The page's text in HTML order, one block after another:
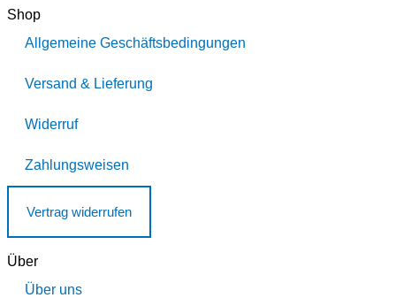
Shop
Allgemeine Geschäftsbedingungen
Versand & Lieferung
Widerruf
Zahlungsweisen
Vertrag widerrufen
Über
Über uns